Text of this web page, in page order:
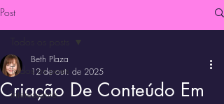
Post
Todos os posts
interessante
Criação De Conteúdo Em
Beth Plaza
12 de out. de 2025